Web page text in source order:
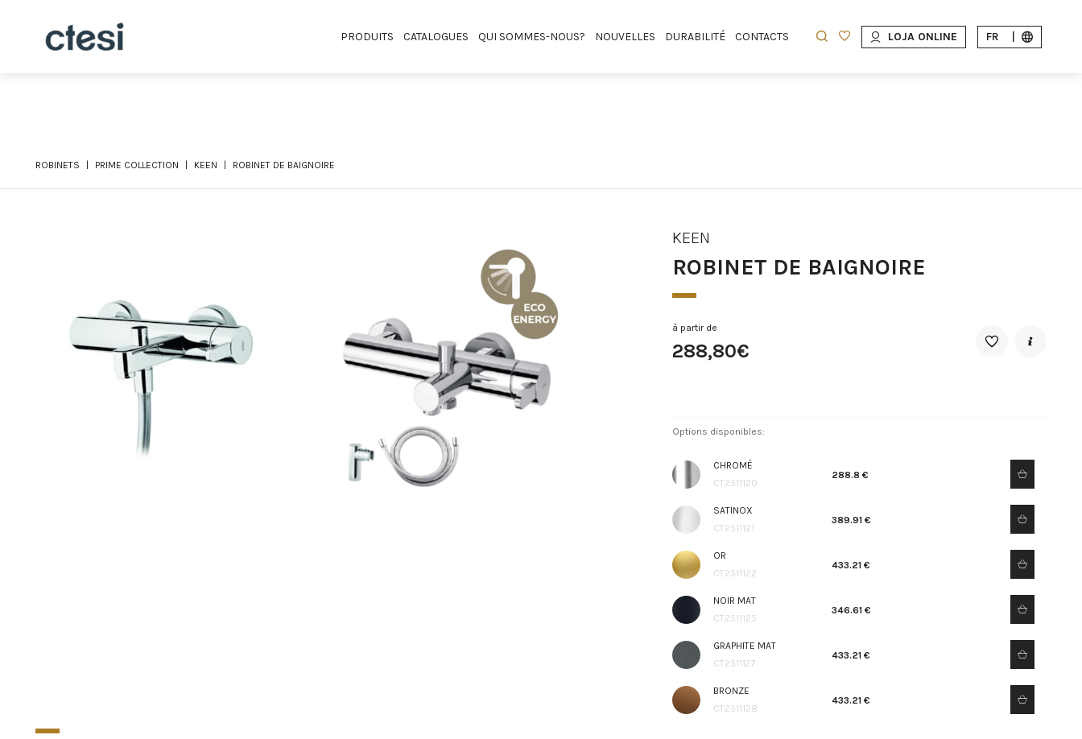
PRODUITS CATALOGUES QUI SOMMES-NOUS? NOUVELLES DURABILITÉ CONTACTS LOJA ONLINE FR
ROBINETS PRIME COLLECTION KEEN ROBINET DE BAIGNOIRE
KEEN
ROBINET DE BAIGNOIRE
à partir de
288,80€
Options disponibles:
CHROMÉ
CT2511120
288.8 €
SATINOX
CT2511121
389.91 €
OR
CT2511122
433.21 €
NOIR MAT
CT2511125
346.61 €
GRAPHITE MAT
CT2511127
433.21 €
BRONZE
CT2511128
433.21 €